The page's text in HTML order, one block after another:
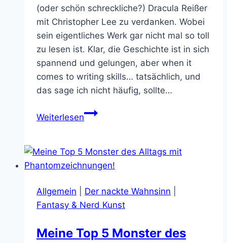
(oder schön schreckliche?) Dracula Reißer
mit Christopher Lee zu verdanken. Wobei
sein eigentliches Werk gar nicht mal so toll
zu lesen ist. Klar, die Geschichte ist in sich
spannend und gelungen, aber when it
comes to writing skills… tatsächlich, und
das sage ich nicht häufig, sollte…
WeiterlesenAlles
165.
Geburtstag
Stoker!
Allgemein Der nackte Wahnsinn
Fantasy & Nerd Kunst
Meine Top 5 Monster des